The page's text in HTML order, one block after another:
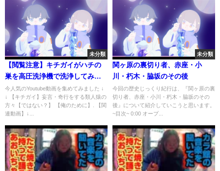
未分類
【閲覧注意】キチガイがハチの
巣を高圧洗浄機で洗浄してみた
ら・・
今人気のYoutube動画を集めてみました ↓
↓ 【キチガイ】妄言・奇行をする類人猿の
方々【ではない？】 【俺のために】. 【関
連動画】↓...
未分類
関ヶ原の裏切り者、赤座・小
川・朽木・脇坂のその後
今回の歴史じっくり紀行は、『関ヶ原の裏
切り者、赤座・小川・朽木・脇坂のその
後』について紹介していこうと思います。
~目次~ 0:00 オープ...